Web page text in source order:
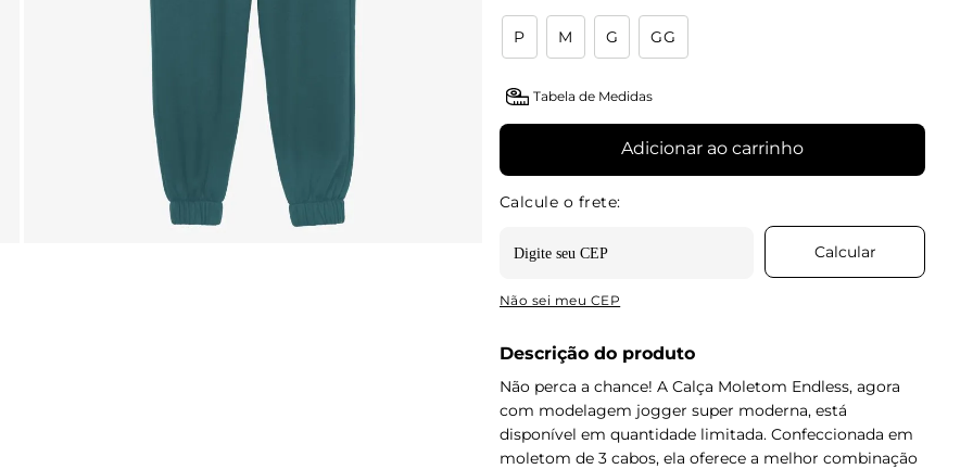
P M G GG
Tabela de Medidas
Adicionar ao carrinho
Não sei meu CEP
Descrição do produto
Não perca a chance! A Calça Moletom Endless, agora
com modelagem jogger super moderna, está
disponível em quantidade limitada. Confeccionada em
moletom de 3 cabos, ela oferece a melhor combinação